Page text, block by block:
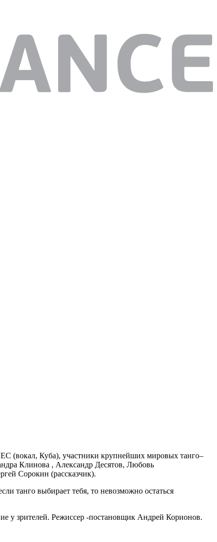
Куба), участники крупнейших мировых танго–
Клинова , Александр Десятов, Любовь
Сорокин (рассказчик).
танго выбирает тебя, то невозможно остаться
у зрителей. Режиссер -постановщик Андрей Корионов.